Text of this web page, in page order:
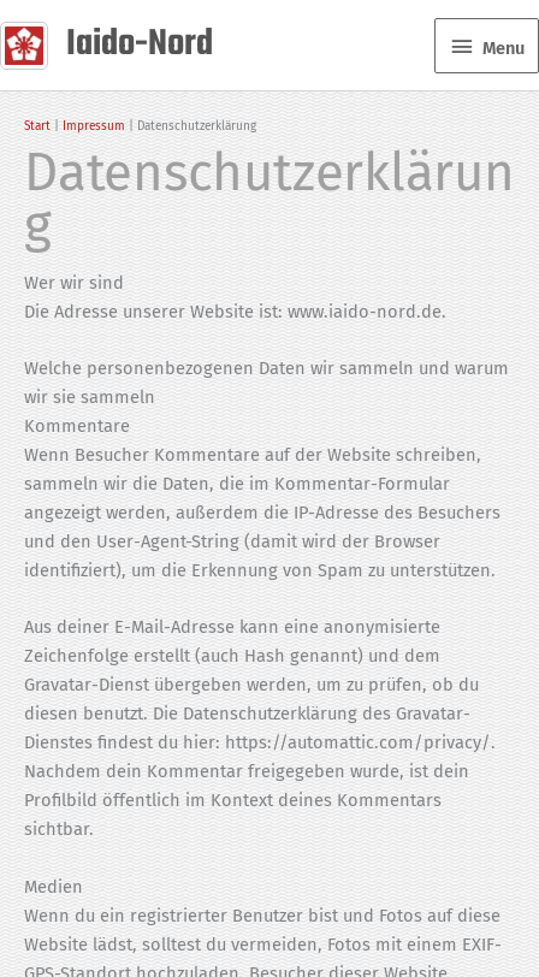
Inhalt
springen Iaido-Nord Menu
Menu
Start Impressum Datenschutzerklärung
Datenschutzerklärun
g
Wer wir sind
Die Adresse unserer Website ist: www.iaido-nord.de.
Welche personenbezogenen Daten wir sammeln und warum
wir sie sammeln
Kommentare
Wenn Besucher Kommentare auf der Website schreiben,
sammeln wir die Daten, die im Kommentar-Formular
angezeigt werden, außerdem die IP-Adresse des Besuchers
und den User-Agent-String (damit wird der Browser
identifiziert), um die Erkennung von Spam zu unterstützen.
Aus deiner E-Mail-Adresse kann eine anonymisierte
Zeichenfolge erstellt (auch Hash genannt) und dem
Gravatar-Dienst übergeben werden, um zu prüfen, ob du
diesen benutzt. Die Datenschutzerklärung des Gravatar-
Dienstes findest du hier: https://automattic.com/privacy/.
Nachdem dein Kommentar freigegeben wurde, ist dein
Profilbild öffentlich im Kontext deines Kommentars
sichtbar.
Medien
Wenn du ein registrierter Benutzer bist und Fotos auf diese
Website lädst, solltest du vermeiden, Fotos mit einem EXIF-